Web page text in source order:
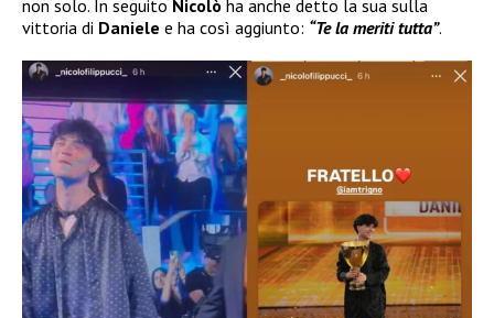
non solo. In seguito Nicolò ha anche detto la sua sulla
vittoria di Daniele e ha così aggiunto: “Te la meriti tutta”.